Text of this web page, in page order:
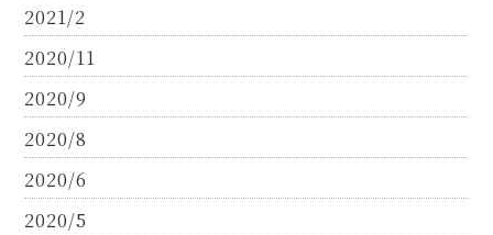
2021/2
2020/11
2020/9
2020/8
2020/6
2020/5